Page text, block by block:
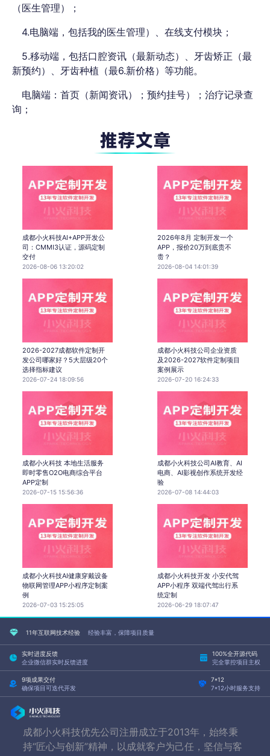
（医生管理）；
4.电脑端，包括我的医生管理）、在线支付模块；
5.移动端，包括口腔资讯（最新动态）、牙齿矫正（最
新预约）、牙齿种植（最6.新价格）等功能。
电脑端：首页（新闻资讯）；预约挂号）；治疗记录查
询；
成都小火科技AI+APP开发公
司：CMMI3认证，源码定制
交付
2026-08-06 13:20:02
2026年8月 定制开发一个
APP，报价20万到底贵不
贵？
2026-08-04 14:01:39
2026-2027成都软件定制开
发公司哪家好？5大层级20个
选择指标建议
2026-07-24 18:09:56
成都小火科技公司企业资质
及2026-2027软件定制项目
案例展示
2026-07-20 16:24:33
成都小火科技 本地生活服务
即时零售O2O电商综合平台
APP定制
2026-07-15 15:56:36
成都小火科技公司AI教育、AI
电商、AI影视创作系统开发经
验
2026-07-08 14:44:03
成都小火科技AI健康穿戴设备
物联网管理APP小程序定制案
例
2026-07-03 15:25:05
成都小火科技开发 小安代驾
APP小程序 双端代驾出行系
统定制
2026-06-29 18:07:47
11年互联网技术经验 经验丰富，保障项目质量
实时进度反馈
企业微信群实时反馈进度
100%全开源代码
完全掌控项目主权
9项成果交付
确保项目可迭代开发
7*12
7*12小时服务支持
成都小火科技优先公司注册成立于2013年，始终秉
持“匠心与创新”精神，以成就客户为己任，坚信与客